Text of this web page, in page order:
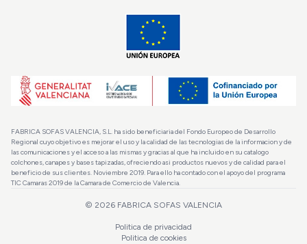
FABRICA SOFAS VALENCIA, S.L. ha sido beneficiaria del Fondo Europeo de Desarrollo
Regional cuyo objetivo es mejorar el uso y la calidad de las tecnologias de la informacion y de
las comunicaciones y el acceso a las mismas y gracias al que ha incluido en su catalogo
colchones, canapes y bases tapizadas, ofreciendo asi productos nuevos y de calidad para el
beneficio de sus clientes. Noviembre 2019. Para ello ha contado con el apoyo del programa
TIC Camaras 2019 de la Camara de Comercio de Valencia.
© 2026 FABRICA SOFAS VALENCIA
Politica de privacidad
Politica de cookies